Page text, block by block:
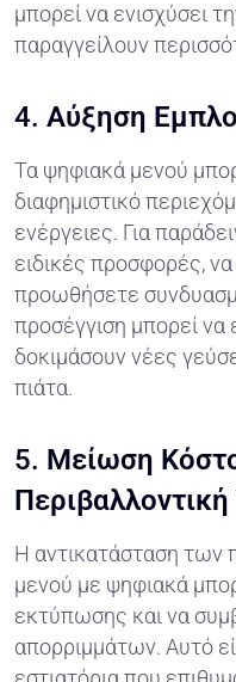
μπορεί να ενισχύσει
παραγγείλουν
4. Αύξηση
Τα ψηφιακά μενού
διαφημιστικό
ενέργειες. Για
ειδικές προσφορές,
προωθήσετε
προσέγγιση μπορεί
δοκιμάσουν νέες
πιάτα.
5. Μείωση
Η αντικατάσταση
μενού με ψηφιακά
εκτύπωσης και να
απορριμμάτων. Αυτό